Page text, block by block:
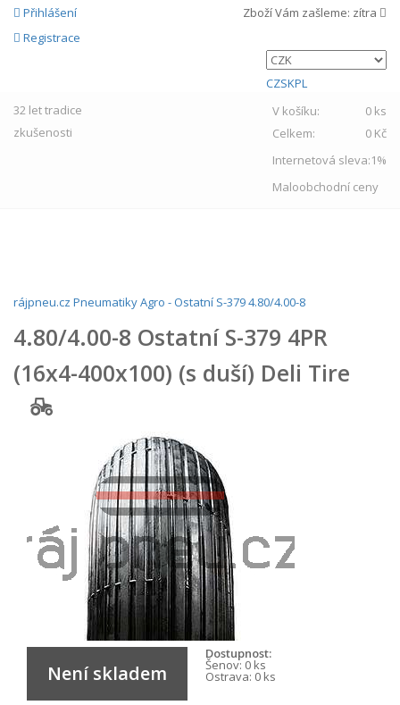
Přihlášení
Registrace
Zboží Vám zašleme: zítra
CZSKPL
32 lettradice
zkušenosti
V košíku:
0 ks
Celkem:
0 Kč
Internetová sleva:1%
Maloobchodní ceny
rájpneu.cz PneumatikyAgro -Ostatní S-3794.80/4.00-8
4.80/4.00-8 Ostatní S-379 4PR
(16x4-400x100) (s duší) Deli Tire
Není skladem
Dostupnost:
Šenov: 0 ks
Ostrava: 0 ks